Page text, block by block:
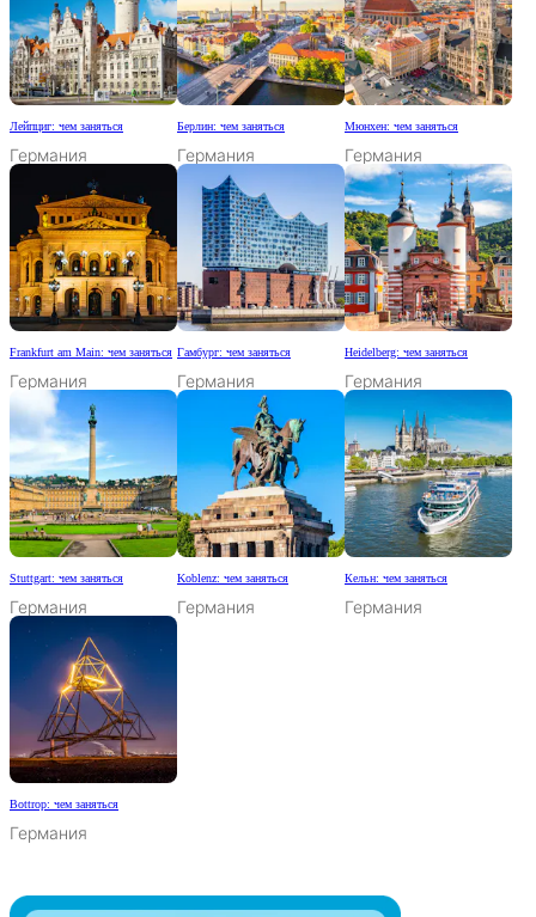
Лейпциг: чем заняться
Германия
Берлин: чем заняться
Германия
Мюнхен: чем заняться
Германия
Frankfurt am Main: чем заняться
Германия
Гамбург: чем заняться
Германия
Heidelberg: чем заняться
Германия
Stuttgart: чем заняться
Германия
Koblenz: чем заняться
Германия
Кельн: чем заняться
Германия
Bottrop: чем заняться
Германия